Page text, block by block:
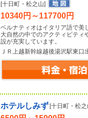
[十日町・松之山]
10340円～117700円
ベルナティオはイタリア語で美
大自然の中でのアクティビティ
設が充実しています。
ＪＲ上越新幹線越後湯沢駅東
ホテルしみず [十日町・松